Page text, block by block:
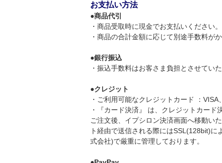
お支払い方法
●商品代引
・商品受取時に現金でお支払いください。
・商品の合計金額に応じて別途手数料が
●銀行振込
・振込手数料はお客さま負担とさせてい
●クレジット
・ご利用可能なクレジットカード ：
・『カード決済』 は、クレジットカー
ご注文後、イプシロン決済画面へ移動い
ト経由で送信される際にはSSL(128bit)
式会社)で厳重に管理しております。